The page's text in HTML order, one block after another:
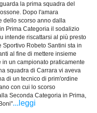
la prima squadra del
Dopo l'amara
dello scorso anno dalla
Prima Categoria il sodalizio
intende riscattarsi al più presto
Sportivo Robeto Santini sta in
al fine di mettere insieme
un campionato praticamente
squadra di Carrara vi aveva
di un tecnico di prim'ordine
con cui lo scorso
Seconda Categoria in Prima,
...leggi